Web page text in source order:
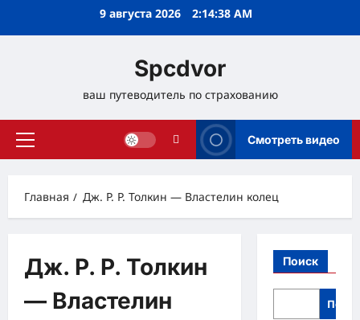
9 августа 2026 2:14:39 AM
Spcdvor
ваш путеводитель по страхованию
Основное
Смотреть видео
Главная Дж. Р. Р. Толкин — Властелин колец
Дж. Р. Р. Толкин
— Властелин
Поиск
Поиск